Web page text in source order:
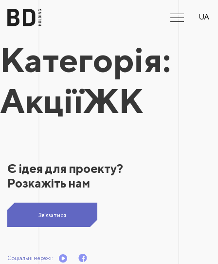
UA
Категорія:
АкціїЖК
Є ідея для проекту?
Розкажіть нам
Зв`язатися
Соціальні мережі: